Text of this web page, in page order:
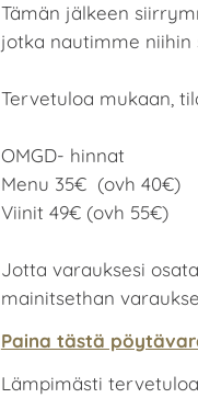
Tämän jälkeen
jotka nautimme niihin
Tervetuloa mukaan,
OMGD- hinnat
Menu 35€ (ovh 40€)
Viinit 49€ (ovh 55€)
Jotta varauksesi
mainitsethan
Paina tästä
Lämpimästi